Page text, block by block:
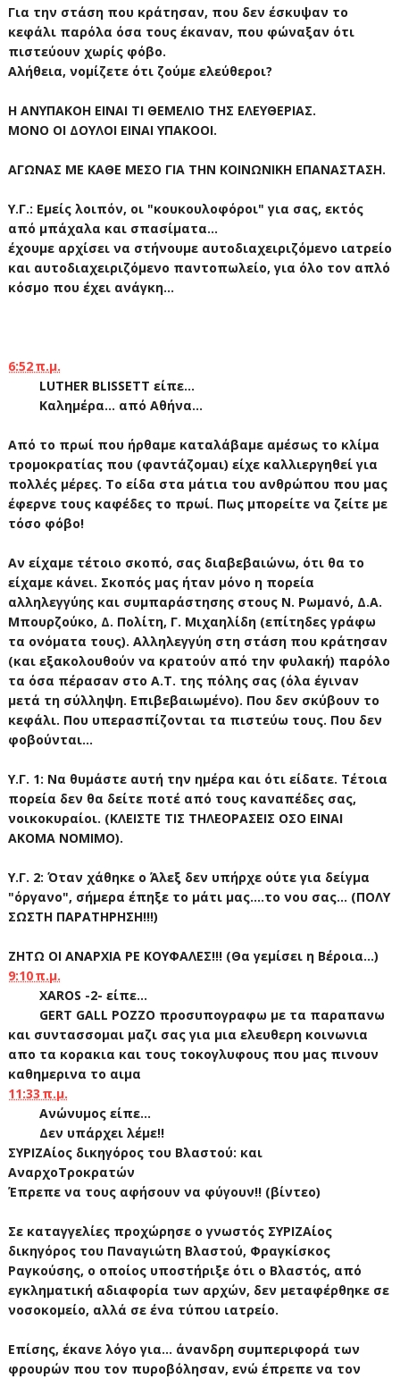
Για την στάση που κράτησαν, που δεν έσκυψαν το
κεφάλι παρόλα όσα τους έκαναν, που φώναξαν ότι
πιστεύουν χωρίς φόβο.
Αλήθεια, νομίζετε ότι ζούμε ελεύθεροι?
Η ΑΝΥΠΑΚΟΗ ΕΙΝΑΙ ΤΙ ΘΕΜΕΛΙΟ ΤΗΣ ΕΛΕΥΘΕΡΙΑΣ.
ΜΟΝΟ ΟΙ ΔΟΥΛΟΙ ΕΙΝΑΙ ΥΠΑΚΟΟΙ.
ΑΓΩΝΑΣ ΜΕ ΚΑΘΕ ΜΕΣΟ ΓΙΑ ΤΗΝ ΚΟΙΝΩΝΙΚΗ ΕΠΑΝΑΣΤΑΣΗ.
Υ.Γ.: Εμείς λοιπόν, οι "κουκουλοφόροι" για σας, εκτός
από μπάχαλα και σπασίματα...
έχουμε αρχίσει να στήνουμε αυτοδιαχειριζόμενο ιατρείο
και αυτοδιαχειριζόμενο παντοπωλείο, για όλο τον απλό
κόσμο που έχει ανάγκη...
6:52 π.μ.
LUTHER BLISSETT είπε...
Καλημέρα... από Αθήνα...
Από το πρωί που ήρθαμε καταλάβαμε αμέσως το κλίμα
τρομοκρατίας που (φαντάζομαι) είχε καλλιεργηθεί για
πολλές μέρες. Το είδα στα μάτια του ανθρώπου που μας
έφερνε τους καφέδες το πρωί. Πως μπορείτε να ζείτε με
τόσο φόβο!
Αν είχαμε τέτοιο σκοπό, σας διαβεβαιώνω, ότι θα το
είχαμε κάνει. Σκοπός μας ήταν μόνο η πορεία
αλληλεγγύης και συμπαράστησης στους Ν. Ρωμανό, Δ.Α.
Μπουρζούκο, Δ. Πολίτη, Γ. Μιχαηλίδη (επίτηδες γράφω
τα ονόματα τους). Αλληλεγγύη στη στάση που κράτησαν
(και εξακολουθούν να κρατούν από την φυλακή) παρόλο
τα όσα πέρασαν στο Α.Τ. της πόλης σας (όλα έγιναν
μετά τη σύλληψη. Επιβεβαιωμένο). Που δεν σκύβουν το
κεφάλι. Που υπερασπίζονται τα πιστεύω τους. Που δεν
φοβούνται...
Υ.Γ. 1: Να θυμάστε αυτή την ημέρα και ότι είδατε. Τέτοια
πορεία δεν θα δείτε ποτέ από τους καναπέδες σας,
νοικοκυραίοι. (ΚΛΕΙΣΤΕ ΤΙΣ ΤΗΛΕΟΡΑΣΕΙΣ ΟΣΟ ΕΙΝΑΙ
ΑΚΟΜΑ ΝΟΜΙΜΟ).
Υ.Γ. 2: Όταν χάθηκε ο Άλεξ δεν υπήρχε ούτε για δείγμα
"όργανο", σήμερα έπηξε το μάτι μας....το νου σας... (ΠΟΛΥ
ΣΩΣΤΗ ΠΑΡΑΤΗΡΗΣΗ!!!)
ΖΗΤΩ ΟΙ ΑΝΑΡΧΙΑ ΡΕ ΚΟΥΦΑΛΕΣ!!! (Θα γεμίσει η Βέροια...)
9:10 π.μ.
ΧAROS -2- είπε...
GERT GALL POZZO προσυπογραφω με τα παραπανω
και συντασσομαι μαζι σας για μια ελευθερη κοινωνια
απο τα κορακια και τους τοκογλυφους που μας πινουν
καθημερινα το αιμα
11:33 π.μ.
Ανώνυμος είπε...
Δεν υπάρχει λέμε!!
ΣΥΡΙΖΑίος δικηγόρος του Βλαστού: και
ΑναρχοΤροκρατών
Έπρεπε να τους αφήσουν να φύγουν!! (βίντεο)
Σε καταγγελίες προχώρησε ο γνωστός ΣΥΡΙΖΑίος
δικηγόρος του Παναγιώτη Βλαστού, Φραγκίσκος
Ραγκούσης, ο οποίος υποστήριξε ότι ο Βλαστός, από
εγκληματική αδιαφορία των αρχών, δεν μεταφέρθηκε σε
νοσοκομείο, αλλά σε ένα τύπου ιατρείο.
Επίσης, έκανε λόγο για... άνανδρη συμπεριφορά των
φρουρών που τον πυροβόλησαν, ενώ έπρεπε να τον